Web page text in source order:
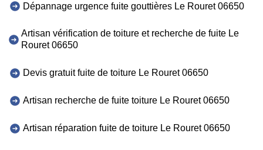
Dépannage urgence fuite gouttières Le Rouret 06650
Artisan vérification de toiture et recherche de fuite Le
Rouret 06650
Devis gratuit fuite de toiture Le Rouret 06650
Artisan recherche de fuite toiture Le Rouret 06650
Artisan réparation fuite de toiture Le Rouret 06650